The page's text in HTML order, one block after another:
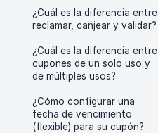
¿Cuál es la diferencia entre
reclamar, canjear y validar?
¿Cuál es la diferencia entre
cupones de un solo uso y
de múltiples usos?
¿Cómo configurar una
fecha de vencimiento
(flexible) para su cupón?